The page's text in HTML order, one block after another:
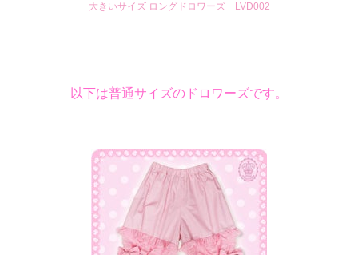
大きいサイズ ロングドロワーズ LVD002
以下は普通サイズのドロワーズです。